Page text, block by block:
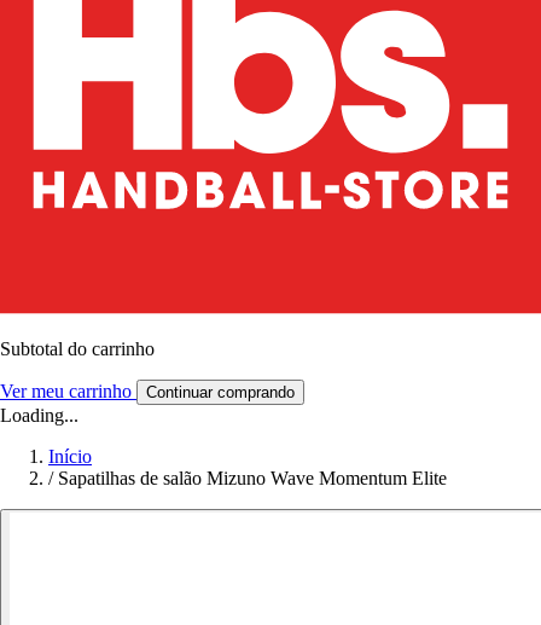
Subtotal do carrinho
Ver meu carrinho Continuar comprando
Loading...
Início
/ Sapatilhas de salão Mizuno Wave Momentum Elite